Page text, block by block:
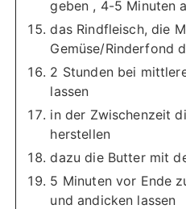
geben , 4-5 Minuten
das Rindfleisch, die
Gemüse/Rinderfond
2 Stunden bei
lassen
in der Zwischenzeit
herstellen
dazu die Butter mit
5 Minuten vor Ende
und andicken lassen